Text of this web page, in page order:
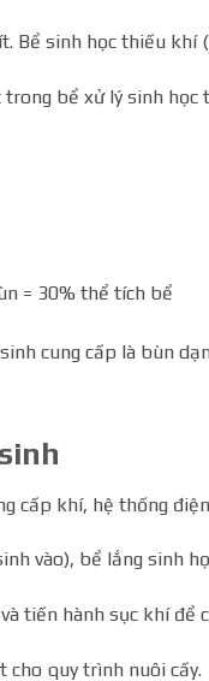
Bể sinh học thiếu
bể xử lý sinh
= 30% thể tích bể
cung cấp là bùn
cấp khí, hệ thống
vào), bể lắng sinh
tiến hành sục khí để
cho quy trình nuôi cấy.